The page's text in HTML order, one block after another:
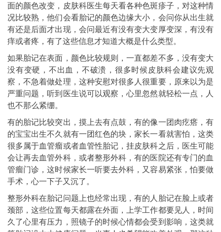
面的颜色改变，皮肤科医生每天看各种色斑疹子，对这种情
况比较熟，他们会看胎记的颜色边缘大小，会问你从出生就
有还是后面才出现，会问最近有没有变大变厚变深，有没有
痒或者疼，有了这些信息才知道大概是什么类型。
如果胎记在表面，颜色比较规则，一直都差不多，没有变大
没有变硬，不出血，不破溃，很多时候皮肤科会建议先观
察，不急着做处理，这种安慰对很多人很重要，原来以为是
严重问题，听到医生说可以观察，心里忽然就轻松一点，人
也不那么紧绷。
有的胎记比较突出，摸上去有点鼓，有的像一团肉疙瘩，有
的宝宝出生不久就有一团红色的块，家长一看就害怕，这类
很多属于血管瘤或者血管性胎记，挂皮肤科之后，医生可能
会让再去血管外科，或者整形外科，有的医院还有专门的血
管瘤门诊，这时候家长一听要去外科，又容易紧张，怕要做
手术，心一下子又沉了。
整形外科在胎记问题上也经常出现，有的人胎记在脸上或者
颈部，这些位置每天都露在外面，上学工作都要见人，时间
久了心里有压力，照镜子的时候心情都会受到影响，这类就